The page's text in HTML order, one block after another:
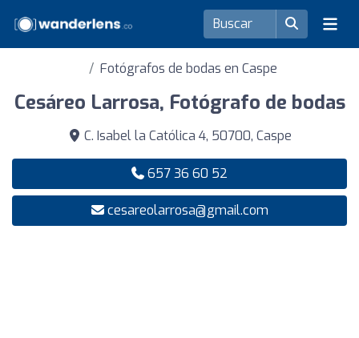
Fotógrafos de bodas en Caspe
Cesáreo Larrosa, Fotógrafo de bodas
C. Isabel la Católica 4, 50700, Caspe
657 36 60 52
cesareolarrosa@gmail.com